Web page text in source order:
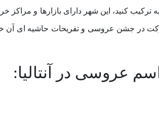
کنید، این شهر دارای بازارها و مراکز
شرکت در جشن عروسی و تفریحات حاشیه ای آن
عروسی در آنتالیا: